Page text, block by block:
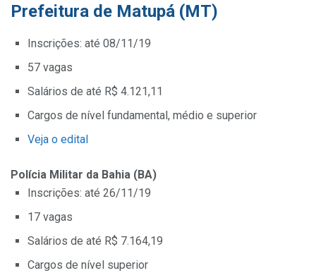
Prefeitura de Matupá (MT)
Inscrições: até 08/11/19
57 vagas
Salários de até R$ 4.121,11
Cargos de nível fundamental, médio e superior
Veja o edital
Polícia Militar da Bahia (BA)
Inscrições: até 26/11/19
17 vagas
Salários de até R$ 7.164,19
Cargos de nível superior